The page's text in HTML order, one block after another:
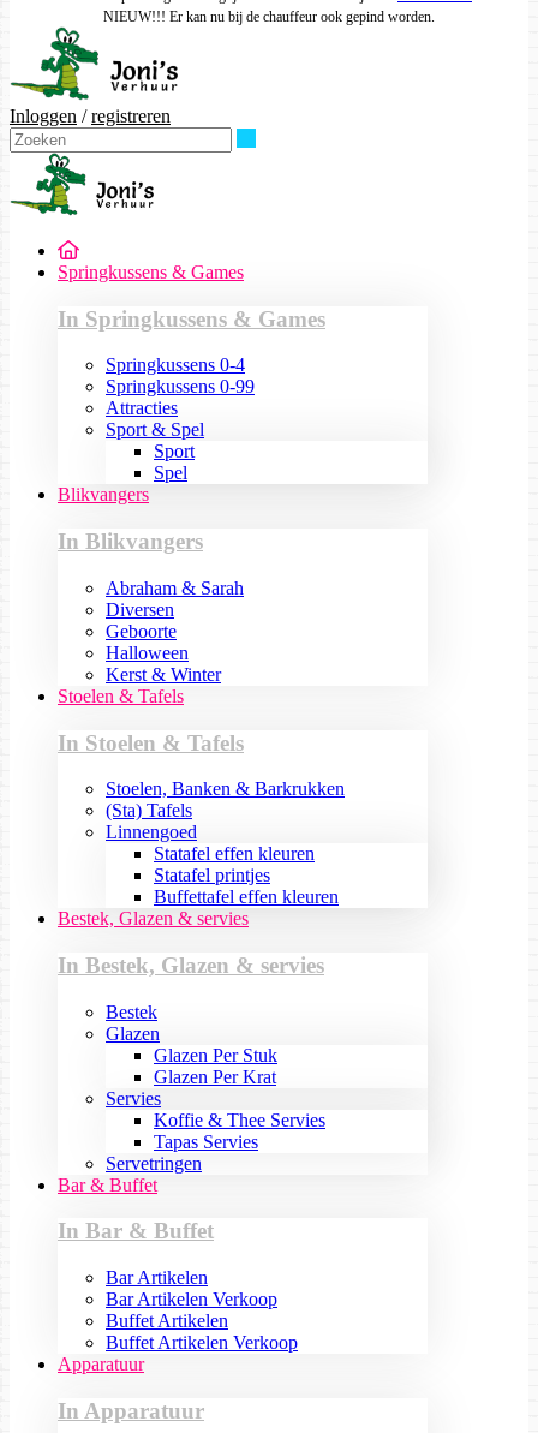
NIEUW!!! Er kan nu bij de chauffeur ook gepind worden.
Inloggen /registreren
Springkussens & Games
In Springkussens & Games
Springkussens 0-4
Springkussens 0-99
Attracties
Sport & Spel
Sport
Spel
Blikvangers
In Blikvangers
Abraham & Sarah
Diversen
Geboorte
Halloween
Kerst & Winter
Stoelen & Tafels
In Stoelen & Tafels
Stoelen, Banken & Barkrukken
(Sta) Tafels
Linnengoed
Statafel effen kleuren
Statafel printjes
Buffettafel effen kleuren
Bestek, Glazen & servies
In Bestek, Glazen & servies
Bestek
Glazen
Glazen Per Stuk
Glazen Per Krat
Servies
Koffie & Thee Servies
Tapas Servies
Servetringen
Bar & Buffet
In Bar & Buffet
Bar Artikelen
Bar Artikelen Verkoop
Buffet Artikelen
Buffet Artikelen Verkoop
Apparatuur
In Apparatuur